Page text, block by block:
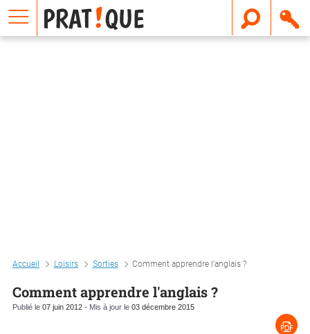
Accueil Loisirs Sorties Comment apprendre l'anglais ?
Comment apprendre l'anglais ?
Publié le 07 juin 2012 - Mis à jour le 03 décembre 2015
E
m
a